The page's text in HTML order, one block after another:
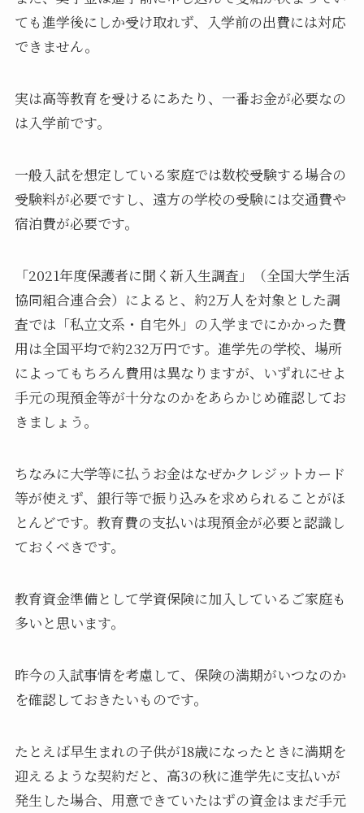
ても進学後にしか受け取れず、入学前の出費には対応
できません。
実は高等教育を受けるにあたり、一番お金が必要なの
は入学前です。
一般入試を想定している家庭では数校受験する場合の
受験料が必要ですし、遠方の学校の受験には交通費や
宿泊費が必要です。
「2021年度保護者に聞く新入生調査」（全国大学生活
協同組合連合会）によると、約2万人を対象とした調
査では「私立文系・自宅外」の入学までにかかった費
用は全国平均で約232万円です。進学先の学校、場所
によってもちろん費用は異なりますが、いずれにせよ
手元の現預金等が十分なのかをあらかじめ確認してお
きましょう。
ちなみに大学等に払うお金はなぜかクレジットカード
等が使えず、銀行等で振り込みを求められることがほ
とんどです。教育費の支払いは現預金が必要と認識し
ておくべきです。
教育資金準備として学資保険に加入しているご家庭も
多いと思います。
昨今の入試事情を考慮して、保険の満期がいつなのか
を確認しておきたいものです。
たとえば早生まれの子供が18歳になったときに満期を
迎えるような契約だと、高3の秋に進学先に支払いが
発生した場合、用意できていたはずの資金はまだ手元